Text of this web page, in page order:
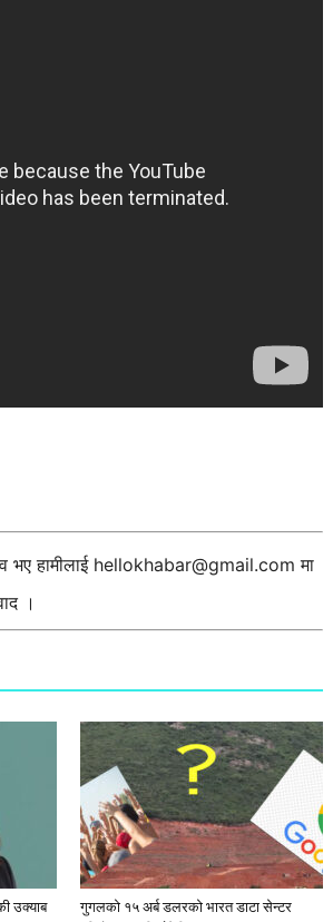
भए हामीलाई hellokhabar@gmail.com मा
।
उक्याब
गुगलको १५ अर्ब डलरको भारत डाटा सेन्टर